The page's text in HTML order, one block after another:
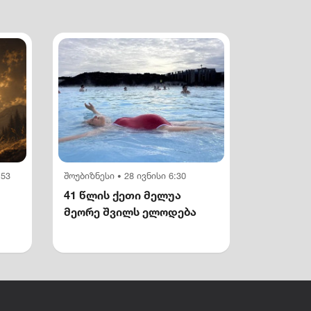
შოუბიზნესი • 28 ივნისი 6:30
41 წლის ქეთი მელუა
მეორე შვილს ელოდება